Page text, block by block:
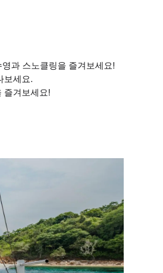
과 스노클링을 즐겨보세요!
보세요.
즐겨보세요!